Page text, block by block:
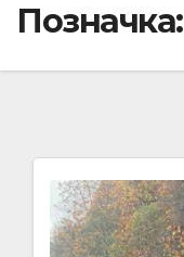
Позначка: